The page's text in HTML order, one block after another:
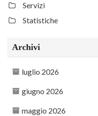
Servizi
Statistiche
Archivi
luglio 2026
giugno 2026
maggio 2026